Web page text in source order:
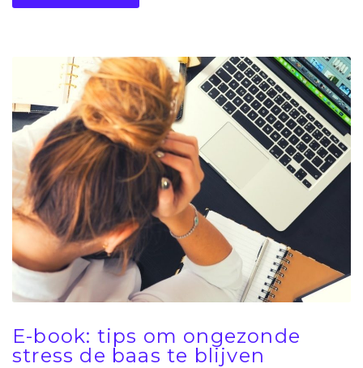
E-book: tips om ongezonde
stress de baas te blijven